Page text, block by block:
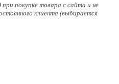
покупке товара с сайта и не
клиента (выбирается